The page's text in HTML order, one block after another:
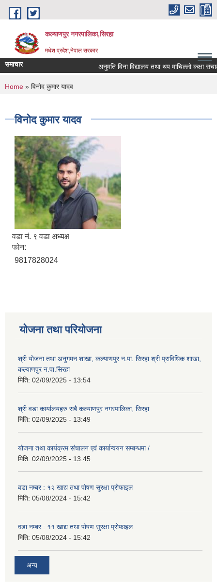
Skip to main content
कल्याणपुर नगरपालिका,सिरहा
मधेश प्रदेश,नेपाल सरकार
समाचार अनुमति विना विद्यालय तथा थप माचिल्लो कक्षा
You are here
Home » विनोद कुमार यादव
विनोद कुमार यादव
वडा नं. ९ वडा अध्यक्ष
फोन:
9817828024
योजना तथा परियोजना
श्री योजना तथा अनुगमन शाखा, कल्याणपुर न.पा. सिरहा श्री प्राविधिक शाखा,
कल्याणपुर न.पा.सिरहा
मिति: 02/09/2025 - 13:54
श्री वडा कार्यालयहरु सबै कल्याणपुर नगरपालिका, सिरहा
मिति: 02/09/2025 - 13:49
योजना तथा कार्यक्रम संचालन एवं कार्यान्वयन सम्बन्धमा /
मिति: 02/09/2025 - 13:45
वडा नम्बर : १२ खाद्य तथा पोषण सुरक्षा प्रोफाइल
मिति: 05/08/2024 - 15:42
वडा नम्बर : ११ खाद्य तथा पोषण सुरक्षा प्रोफाइल
मिति: 05/08/2024 - 15:42
अन्य